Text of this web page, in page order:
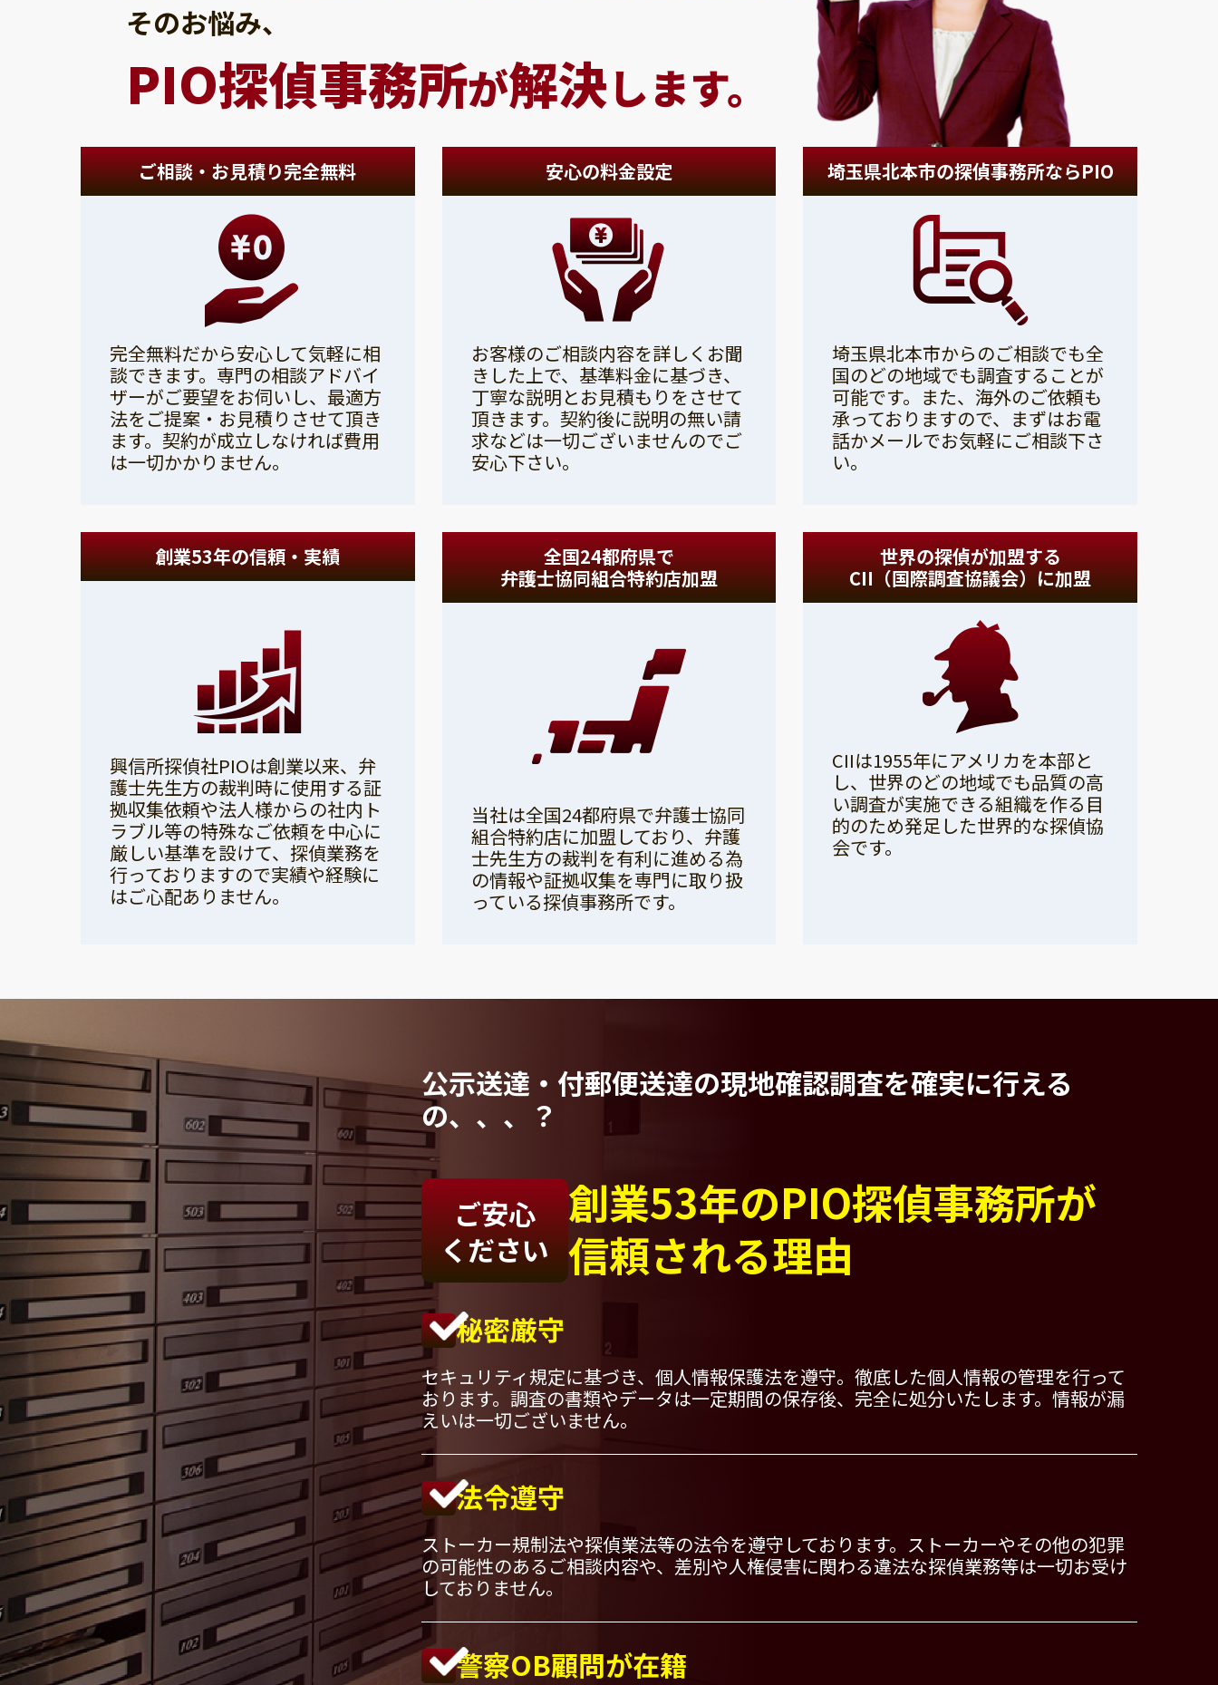
そのお悩み、
PIO探偵事務所が解決します。
ご相談・お見積り完全無料
完全無料だから安心して気軽に相
談できます。専門の相談アドバイ
ザーがご要望をお伺いし、最適方
法をご提案・お見積りさせて頂き
ます。契約が成立しなければ費用
は一切かかりません。
安心の料金設定
お客様のご相談内容を詳しくお聞
きした上で、基準料金に基づき、
丁寧な説明とお見積もりをさせて
頂きます。契約後に説明の無い請
求などは一切ございませんのでご
安心下さい。
埼玉県北本市の探偵事務所ならPIO
埼玉県北本市からのご相談でも全
国のどの地域でも調査することが
可能です。また、海外のご依頼も
承っておりますので、まずはお電
話かメールでお気軽にご相談下さ
い。
創業53年の信頼・実績
興信所探偵社PIOは創業以来、弁
護士先生方の裁判時に使用する証
拠収集依頼や法人様からの社内ト
ラブル等の特殊なご依頼を中心に
厳しい基準を設けて、探偵業務を
行っておりますので実績や経験に
はご心配ありません。
全国24都府県で
弁護士協同組合特約店加盟
当社は全国24都府県で弁護士協同
組合特約店に加盟しており、弁護
士先生方の裁判を有利に進める為
の情報や証拠収集を専門に取り扱
っている探偵事務所です。
世界の探偵が加盟する
CII（国際調査協議会）に加盟
CIIは1955年にアメリカを本部と
し、世界のどの地域でも品質の高
い調査が実施できる組織を作る目
的のため発足した世界的な探偵協
会です。
公示送達・付郵便送達の現地確認調査を確実に行える
の、、、？
ご安心
ください
創業53年のPIO探偵事務所が
信頼される理由
秘密厳守
セキュリティ規定に基づき、個人情報保護法を遵守。徹底した個人情報の管理を行って
おります。調査の書類やデータは一定期間の保存後、完全に処分いたします。情報が漏
えいは一切ございません。
法令遵守
ストーカー規制法や探偵業法等の法令を遵守しております。ストーカーやその他の犯罪
の可能性のあるご相談内容や、差別や人権侵害に関わる違法な探偵業務等は一切お受け
しておりません。
警察OB顧問が在籍